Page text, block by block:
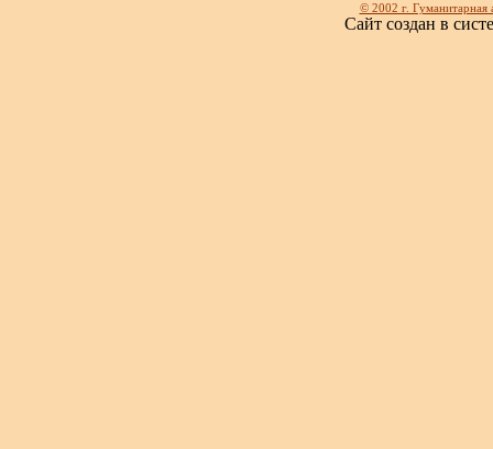
© 2002 г. Гуманитарная
Сайт создан в